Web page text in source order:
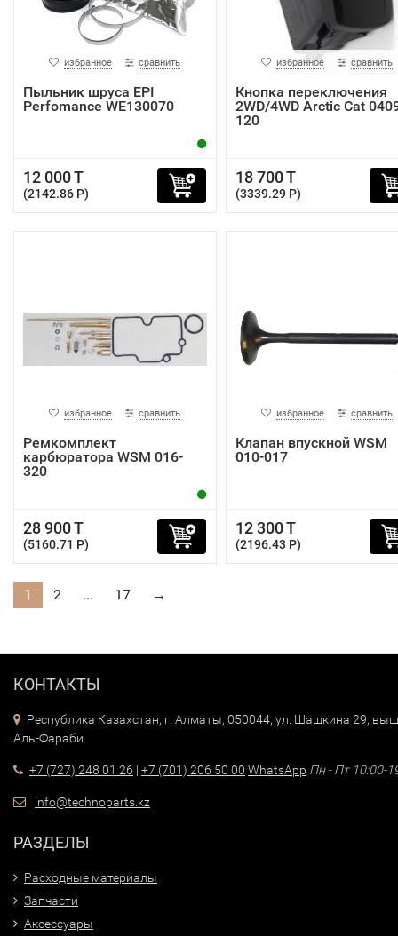
избранное сравнить
Пыльник шруса EPI
Perfomance WE130070
12 000 T
(2142.86 P)
избранное сравнить
Кнопка переключения
2WD/4WD Arctic Cat
120
18 700 T
(3339.29 P)
избранное сравнить
Ремкомплект
карбюратора WSM 016-
320
28 900 T
(5160.71 P)
избранное сравнить
Клапан впускной WSM
010-017
12 300 T
(2196.43 P)
1 2 ... 17 →
КОНТАКТЫ
Республика Казахстан, г. Алматы, 050044, ул. Шашкина 29,
Аль-Фараби
+7 (727) 248 01 26 | +7 (701) 206 50 00 WhatsApp Пн - Пт 10:00-
info@technoparts.kz
РАЗДЕЛЫ
Расходные материалы
Запчасти
Аксессуары